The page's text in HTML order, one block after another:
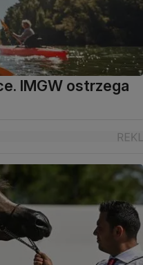
IMGW ostrzega